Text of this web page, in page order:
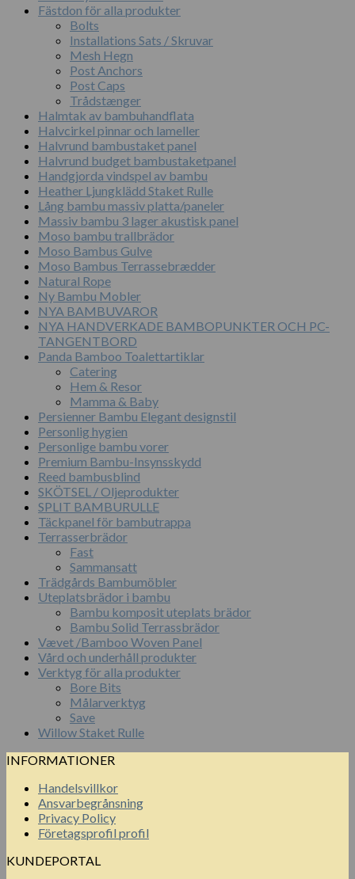
Fästdon för alla produkter
Bolts
Installations Sats / Skruvar
Mesh Hegn
Post Anchors
Post Caps
Trådstænger
Halmtak av bambuhandflata
Halvcirkel pinnar och lameller
Halvrund bambustaket panel
Halvrund budget bambustaketpanel
Handgjorda vindspel av bambu
Heather Ljungklädd Staket Rulle
Lång bambu massiv platta/paneler
Massiv bambu 3 lager akustisk panel
Moso bambu trallbrädor
Moso Bambus Gulve
Moso Bambus Terrassebrædder
Natural Rope
Ny Bambu Mobler
NYA BAMBUVAROR
NYA HANDVERKADE BAMBOPUNKTER OCH PC-
TANGENTBORD
Panda Bamboo Toalettartiklar
Catering
Hem & Resor
Mamma & Baby
Persienner Bambu Elegant designstil
Personlig hygien
Personlige bambu vorer
Premium Bambu-Insynsskydd
Reed bambusblind
SKÖTSEL / Oljeprodukter
SPLIT BAMBURULLE
Täckpanel för bambutrappa
Terrasserbrädor
Fast
Sammansatt
Trädgårds Bambumöbler
Uteplatsbrädor i bambu
Bambu komposit uteplats brädor
Bambu Solid Terrassbrädor
Vævet /Bamboo Woven Panel
Vård och underhåll produkter
Verktyg för alla produkter
Bore Bits
Målarverktyg
Save
Willow Staket Rulle
INFORMATIONER
Handelsvillkor
Ansvarbegrånsning
Privacy Policy
Företagsprofil profil
KUNDEPORTAL